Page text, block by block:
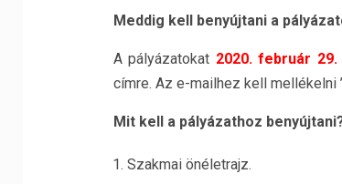
Meddig kell benyújtani a
A pályázatokat 2020. február 29.
címre. Az e-mailhez kell mellékelni
Mit kell a pályázathoz
Szakmai önéletrajz.